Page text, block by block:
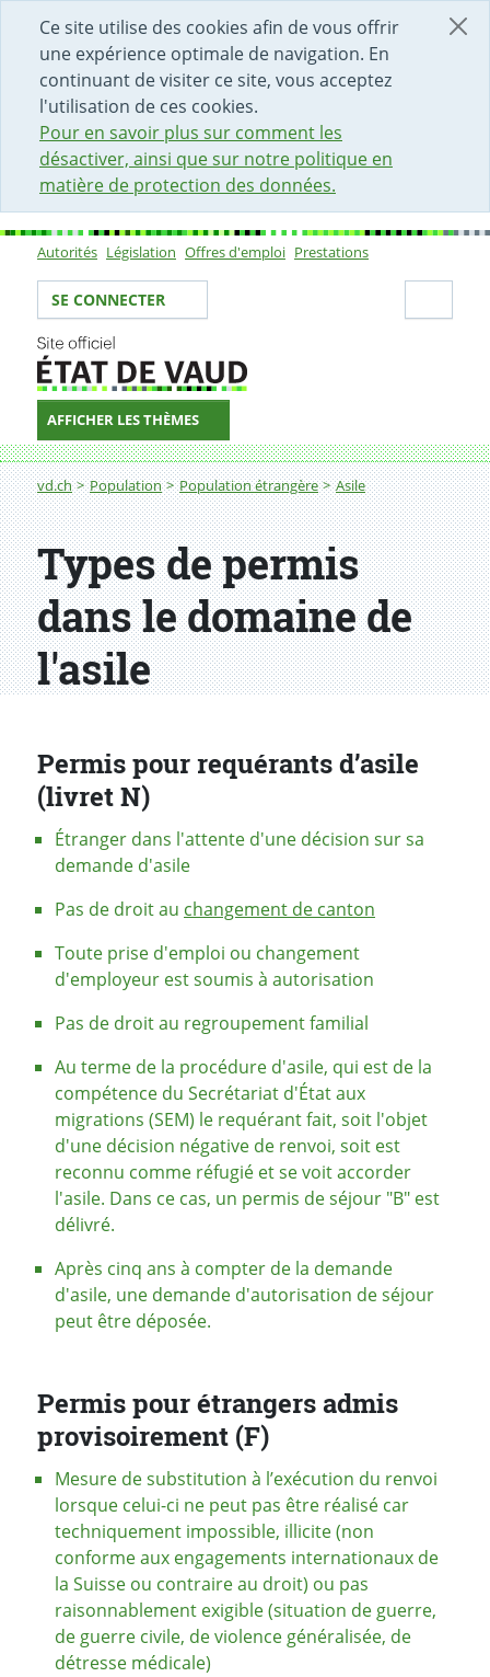
Ce site utilise des cookies afin de vous offrir
une expérience optimale de navigation. En
continuant de visiter ce site, vous acceptez
l'utilisation de ces cookies.
Pour en savoir plus sur comment les
désactiver, ainsi que sur notre politique en
matière de protection des données.
DÉBUT DU CONTENU DE LA PAGE
ACCÈS AU CHAMP DE RECHERCHE
PAGE D'ACCUEIL
FORMULAIRE DE CONTACT
Sous-navigation
Autorités Législation Offres d'emploi Prestations
Votre identité
SE CONNECTER
AFFICHER LES THÈMES
Fil d'Ariane
vd.ch Population Population étrangère Asile
Types de permis
Types de permis
dans le domaine de
l'asile
Permis pour requérants d’asile
(livret N)
Étranger dans l'attente d'une décision sur sa
demande d'asile
Pas de droit au changement de canton
Toute prise d'emploi ou changement
d'employeur est soumis à autorisation
Pas de droit au regroupement familial
Au terme de la procédure d'asile, qui est de la
compétence du Secrétariat d'État aux
migrations (SEM) le requérant fait, soit l'objet
d'une décision négative de renvoi, soit est
reconnu comme réfugié et se voit accorder
l'asile. Dans ce cas, un permis de séjour "B" est
délivré.
Après cinq ans à compter de la demande
d'asile, une demande d'autorisation de séjour
peut être déposée.
Permis pour étrangers admis
provisoirement (F)
Mesure de substitution à l’exécution du renvoi
lorsque celui-ci ne peut pas être réalisé car
techniquement impossible, illicite (non
conforme aux engagements internationaux de
la Suisse ou contraire au droit) ou pas
raisonnablement exigible (situation de guerre,
de guerre civile, de violence généralisée, de
détresse médicale)